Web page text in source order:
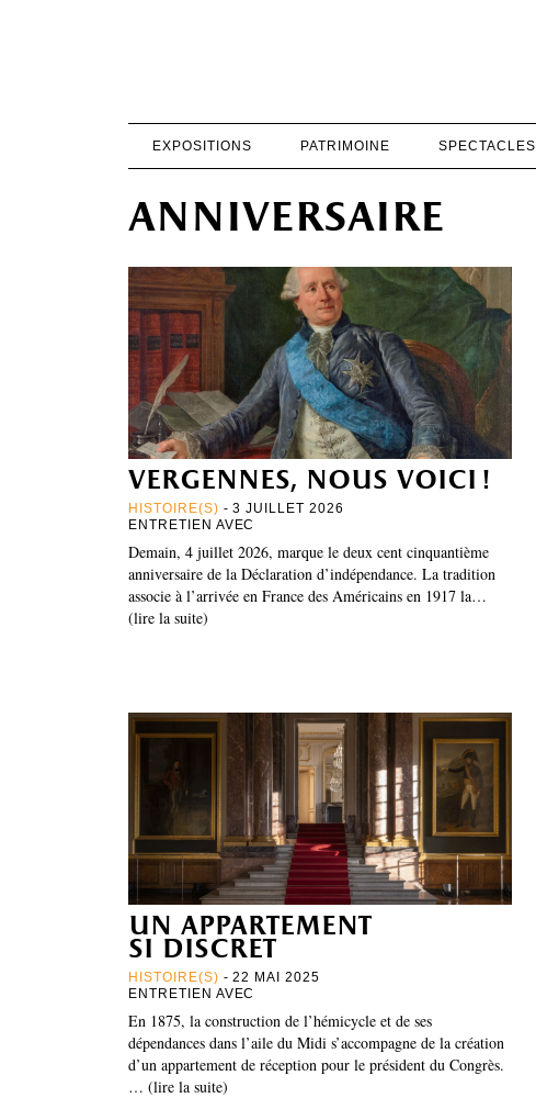
EXPOSITIONS PATRIMOINE SPECTACLES
anniversaire
vergennes, nous voici !
HISTOIRE(S) - 3 JUILLET 2026
ENTRETIEN AVEC
Demain, 4 juillet 2026, marque le deux cent cinquantième
anniversaire de la Déclaration d’indépendance. La tradition
associe à l’arrivée en France des Américains en 1917 la…
(lire la suite)
un appartement
si discret
HISTOIRE(S) - 22 MAI 2025
ENTRETIEN AVEC
En 1875, la construction de l’hémicycle et de ses
dépendances dans l’aile du Midi s’accompagne de la création
d’un appartement de réception pour le président du Congrès.
… (lire la suite)